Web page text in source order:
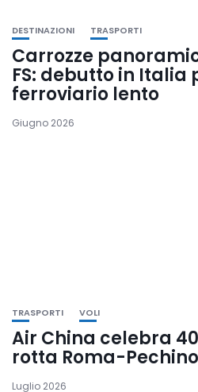
DESTINAZIONI TRASPORTI
Carrozze
FS: debutto in Italia
ferroviario lento
Giugno 2026
TRASPORTI VOLI
Air China celebra
rotta Roma-Pechino
Luglio 2026